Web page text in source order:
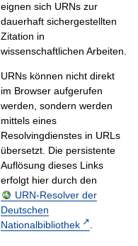
eignen sich URNs zur
dauerhaft sichergestellten
Zitation in
wissenschaftlichen Arbeiten.
URNs können nicht direkt
im Browser aufgerufen
werden, sondern werden
mittels eines
Resolvingdienstes in URLs
übersetzt. Die persistente
Auflösung dieses Links
erfolgt hier durch den
URN-Resolver der
Deutschen
Nationalbibliothek
.